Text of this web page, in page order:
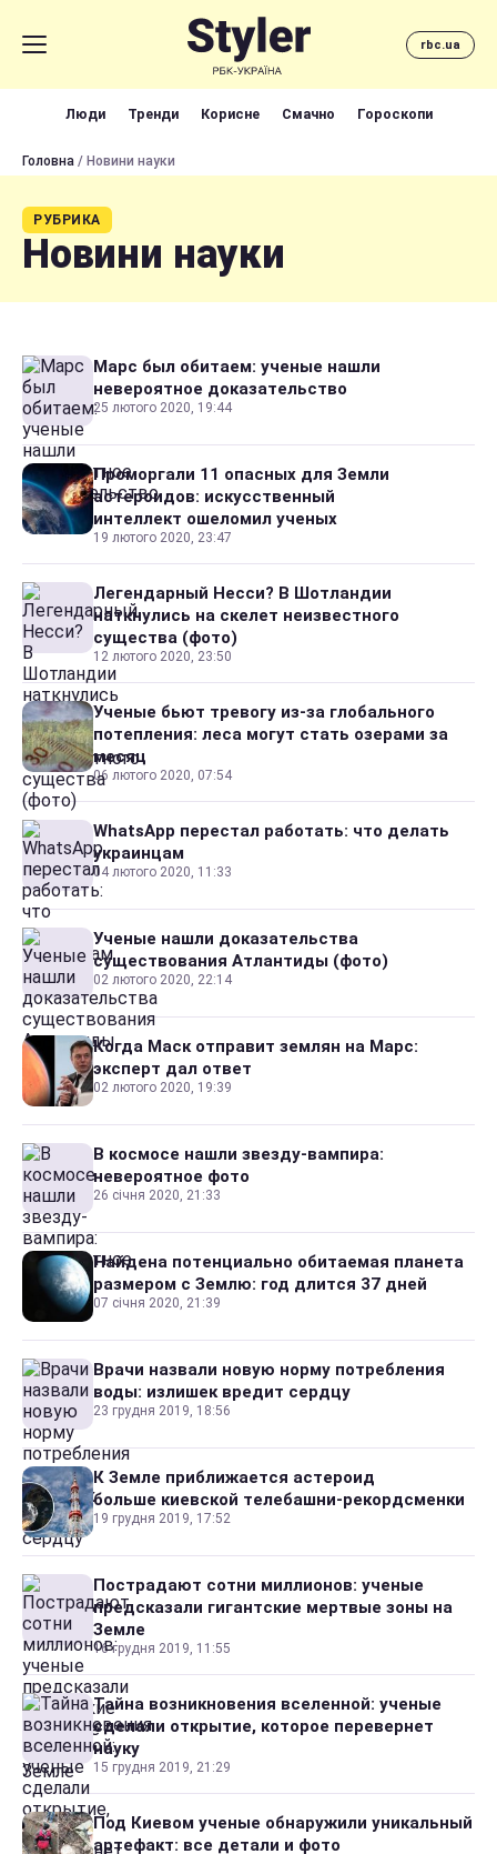
rbc.ua
Люди Тренди Корисне Смачно Гороскопи
Головна / Новини науки
РУБРИКА
Новини науки
Марс был обитаем: ученые нашли
невероятное доказательство
25 лютого 2020, 19:44
Проморгали 11 опасных для Земли
астероидов: искусственный
интеллект ошеломил ученых
19 лютого 2020, 23:47
Легендарный Несси? В Шотландии
наткнулись на скелет неизвестного
существа (фото)
12 лютого 2020, 23:50
Ученые бьют тревогу из-за глобального
потепления: леса могут стать озерами за
месяц
06 лютого 2020, 07:54
WhatsApp перестал работать: что делать
украинцам
04 лютого 2020, 11:33
Ученые нашли доказательства
существования Атлантиды (фото)
02 лютого 2020, 22:14
Когда Маск отправит землян на Марс:
эксперт дал ответ
02 лютого 2020, 19:39
В космосе нашли звезду-вампира:
невероятное фото
26 січня 2020, 21:33
Найдена потенциально обитаемая планета
размером с Землю: год длится 37 дней
07 січня 2020, 21:39
Врачи назвали новую норму потребления
воды: излишек вредит сердцу
23 грудня 2019, 18:56
К Земле приближается астероид
больше киевской телебашни-рекордсменки
19 грудня 2019, 17:52
Пострадают сотни миллионов: ученые
предсказали гигантские мертвые зоны на
Земле
16 грудня 2019, 11:55
Тайна возникновения вселенной: ученые
сделали открытие, которое перевернет
науку
15 грудня 2019, 21:29
Под Киевом ученые обнаружили уникальный
артефакт: все детали и фото